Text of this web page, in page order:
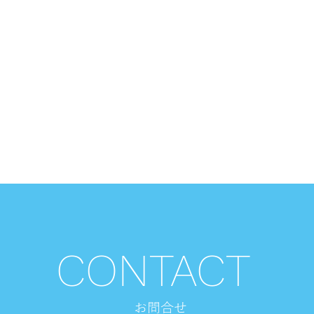
【足立区・はるかぜ】お盆期
CONTACT
お​問合せ